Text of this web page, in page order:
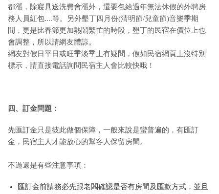
都漲，除寢具送洗費會漲外，還要包給過年無法休假的外聘房
務人員紅包....等。另外墾丁四月份(清明節/兒童節)音樂季期
間，更是比春節更加熱鬧繁忙的時段，墾丁的民宿在價位上也
會調整，所以請網友體諒。
網友對假日平日或旺季淡季上有疑問，假如民宿網頁上沒特別
標示，請直接電話詢問民宿主人會比較快哦！
四、訂金問題：
先匯訂金只是彼此做個保障，一般來說是蠻普遍的，有匯訂
金，民宿主人才能放心的幫客人保留房間。
不過還是有些注意事項：
匯訂金前請務必先跟老闆確認是否有房間及匯款方式，並且